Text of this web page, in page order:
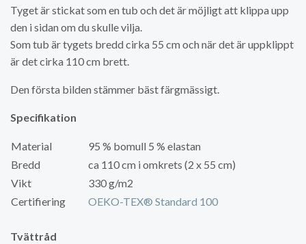
Tyget är stickat som en tub och det är möjligt att klippa upp
den i sidan om du skulle vilja.
Som tub är tygets bredd cirka 55 cm och när det är uppklippt
är det cirka 110 cm brett.
Den första bilden stämmer bäst färgmässigt.
Specifikation
Material
95 % bomull 5 % elastan
Bredd
ca 110 cm i omkrets (2 x 55 cm)
Vikt
330 g/m2
Certifiering
OEKO-TEX® Standard 100
Tvättråd